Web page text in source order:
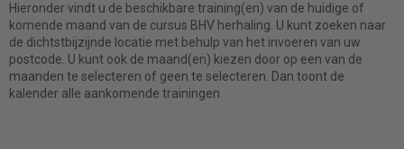
Hieronder vindt u de beschikbare training(en) van de huidige of
komende maand van de cursus BHV herhaling. U kunt zoeken naar
de dichtstbijzijnde locatie met behulp van het invoeren van uw
postcode. U kunt ook de maand(en) kiezen door op een van de
maanden te selecteren of geen te selecteren. Dan toont de
kalender alle aankomende trainingen.